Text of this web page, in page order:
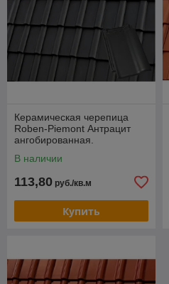
Керамическая черепица
Roben-Piemont Антрацит
ангобированная.
В наличии
113,80 руб./кв.м
Купить